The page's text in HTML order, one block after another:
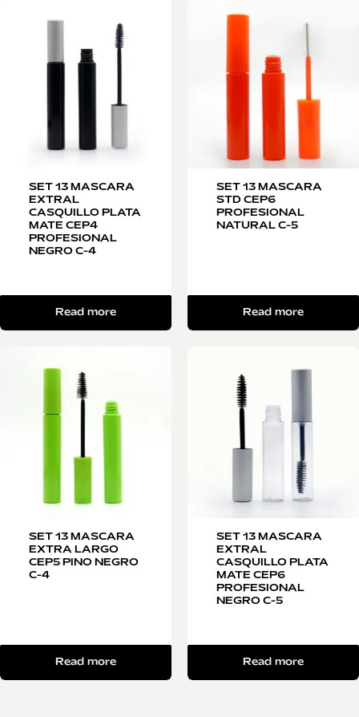
SET 13 MASCARA
EXTRAL
CASQUILLO PLATA
MATE CEP4
PROFESIONAL
NEGRO C-4
Read more
SET 13 MASCARA
STD CEP6
PROFESIONAL
NATURAL C-5
Read more
SET 13 MASCARA
EXTRA LARGO
CEP5 PINO NEGRO
C-4
Read more
SET 13 MASCARA
EXTRAL
CASQUILLO PLATA
MATE CEP6
PROFESIONAL
NEGRO C-5
Read more